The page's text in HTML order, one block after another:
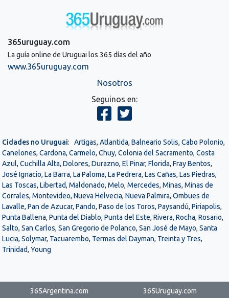
365uruguay.com
La guía online de Uruguai los 365 días del año
www.365uruguay.com
Nosotros
Seguinos en:
Cidades no Uruguai: Artigas, Atlantida, Balneario Solis, Cabo Polonio,
Canelones, Cardona, Carmelo, Chuy, Colonia del Sacramento, Costa
Azul, Cuchilla Alta, Dolores, Durazno, El Pinar, Florida, Fray Bentos,
José Ignacio, La Barra, La Paloma, La Pedrera, Las Cañas, Las Piedras,
Las Toscas, Libertad, Maldonado, Melo, Mercedes, Minas, Minas de
Corrales, Montevideo, Nueva Helvecia, Nueva Palmira, Ombues de
Lavalle, Pan de Azucar, Pando, Paso de los Toros, Paysandú, Piriapolis,
Punta Ballena, Punta del Diablo, Punta del Este, Rivera, Rocha, Rosario,
Salto, San Carlos, San Gregorio de Polanco, San José de Mayo, Santa
Lucia, Solymar, Tacuarembo, Termas del Dayman, Treinta y Tres,
Trinidad, Young
365Argentina.com
365Uruguay.com